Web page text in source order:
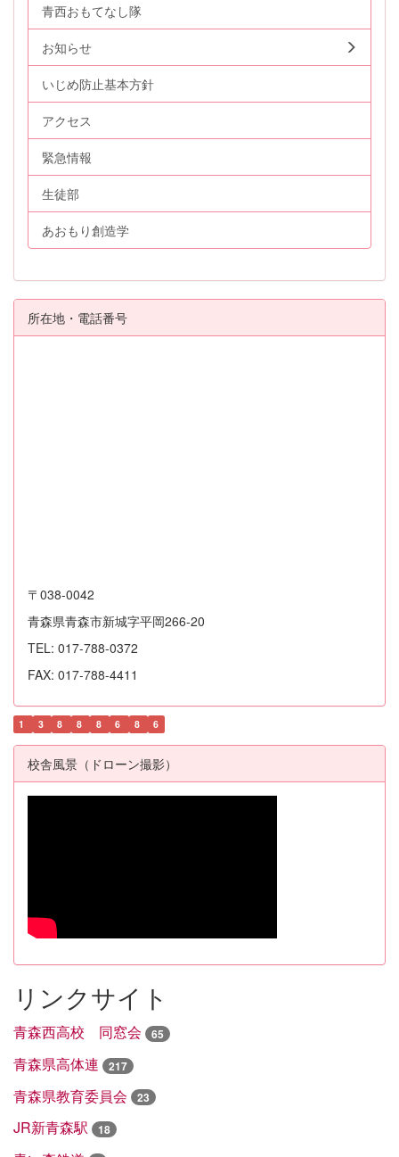
青西おもてなし隊
お知らせ
いじめ防止基本方針
アクセス
緊急情報
生徒部
あおもり創造学
所在地・電話番号
〒038-0042
青森県青森市新城字平岡266-20
TEL: 017-788-0372
FAX: 017-788-4411
1 3 8 8 8 6 8 6
校舎風景（ドローン撮影）
リンクサイト
青森西高校 同窓会 65
青森県高体連 217
青森県教育委員会 23
JR新青森駅 18